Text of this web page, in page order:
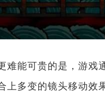
能可贵的是，游戏
上多变的镜头移动效